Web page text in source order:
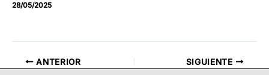
28/05/2025
ANTERIOR SIGUIENTE